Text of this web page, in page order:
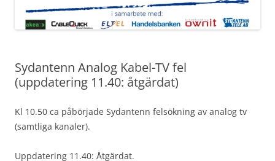
Sydantenn Analog Kabel-TV fel
(uppdatering 11.40: åtgärdat)
Kl 10.50 ca påbörjade Sydantenn felsökning av analog tv
(samtliga kanaler).
Uppdatering 11.40: Åtgärdat.